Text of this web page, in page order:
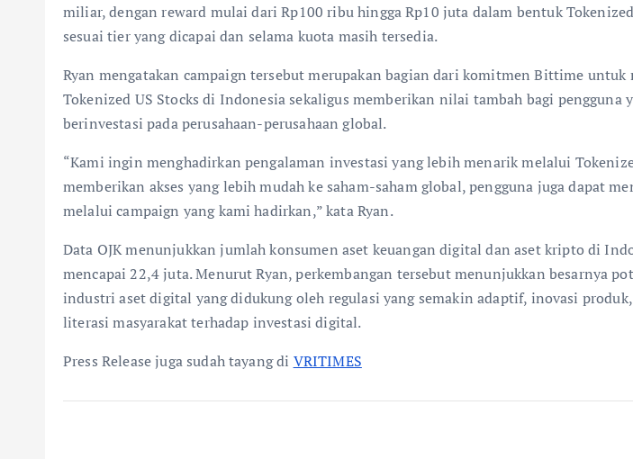
miliar, dengan reward mulai dari Rp100 ribu hingga Rp10 juta dalam bentuk Tokenized
sesuai tier yang dicapai dan selama kuota masih tersedia.
Ryan mengatakan campaign tersebut merupakan bagian dari komitmen Bittime untuk
Tokenized US Stocks di Indonesia sekaligus memberikan nilai tambah bagi pengguna
berinvestasi pada perusahaan-perusahaan global.
“Kami ingin menghadirkan pengalaman investasi yang lebih menarik melalui
memberikan akses yang lebih mudah ke saham-saham global, pengguna juga dapat
melalui campaign yang kami hadirkan,” kata Ryan.
Data OJK menunjukkan jumlah konsumen aset keuangan digital dan aset kripto di
mencapai 22,4 juta. Menurut Ryan, perkembangan tersebut menunjukkan besarnya
industri aset digital yang didukung oleh regulasi yang semakin adaptif, inovasi
literasi masyarakat terhadap investasi digital.
Press Release juga sudah tayang di VRITIMES